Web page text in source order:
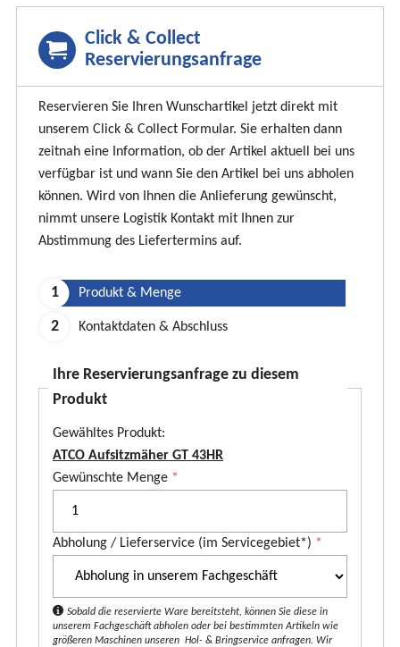
Click & Collect
Reservierungsanfrage
Reservieren Sie Ihren Wunschartikel jetzt direkt mit
unserem Click & Collect Formular. Sie erhalten dann
zeitnah eine Information, ob der Artikel aktuell bei uns
verfügbar ist und wann Sie den Artikel bei uns abholen
können. Wird von Ihnen die Anlieferung gewünscht,
nimmt unsere Logistik Kontakt mit Ihnen zur
Abstimmung des Liefertermins auf.
Produkt & Menge
Kontaktdaten & Abschluss
Ihre Reservierungsanfrage zu diesem
Produkt
Gewähltes Produkt:
ATCO Aufsitzmäher GT 43HR
P
d
t
*
Gewünschte Menge *
Abholung / Lieferservice (im Servicegebiet*) *
Sobald die reservierte Ware bereitsteht, können Sie diese in
unserem Fachgeschäft abholen oder bei bestimmten Artikeln wie
größeren Maschinen unseren Hol- & Bringservice anfragen. Wir